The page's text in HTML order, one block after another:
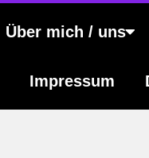
Über mich / uns
Impressum